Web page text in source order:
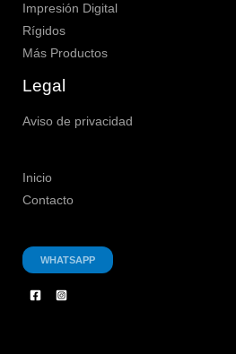
Impresión Digital
Rígidos
Más Productos
Legal
Aviso de privacidad
Inicio
Contacto
WHATSAPP